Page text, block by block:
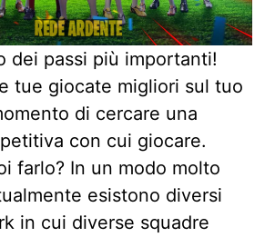
dei passi più importanti!
tue giocate migliori sul tuo
di cercare una
con cui giocare.
farlo? In un modo molto
esistono diversi
in cui diverse squadre